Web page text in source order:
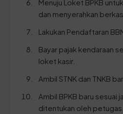
Menuju Loket BPKB
dan menyerahkan berkas.
Lakukan Pendaftaran BBN
Bayar pajak kendaraan
loket kasir.
Ambil STNK dan TNKB
Ambil BPKB baru sesuai
ditentukan oleh petugas.